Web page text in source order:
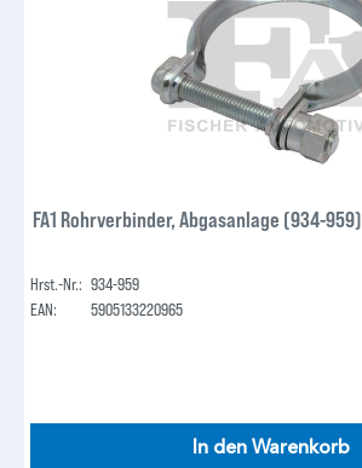
FA1 Rohrverbinder, Abgasanlage (934-959)
Hrst.-Nr.: 934-959
EAN:
5905133220965
In den Warenkorb